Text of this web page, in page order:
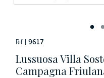
Rif | 9617
Lussuosa Villa
Campagna